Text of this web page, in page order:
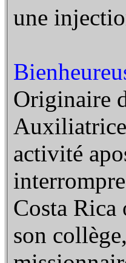
une
Originaire
Auxiliatrice
activité
Costa Rica
son